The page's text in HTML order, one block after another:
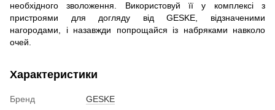
необхідного зволоження. Використовуй її у комплексі з
пристроями для догляду від GESKE, відзначеними
нагородами, і назавжди попрощайся із набряками навколо
очей.
Характеристики
Бренд
GESKE